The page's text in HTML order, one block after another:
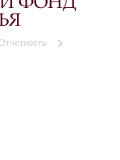
Отчетность